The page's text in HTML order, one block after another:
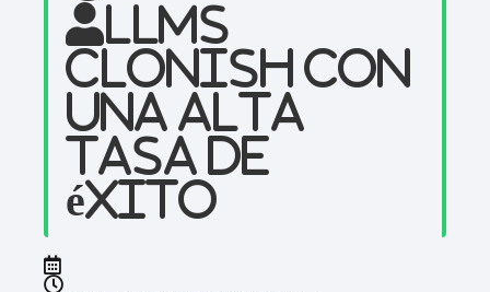
LLMS
clonish con
una alta
tasa de
éxito